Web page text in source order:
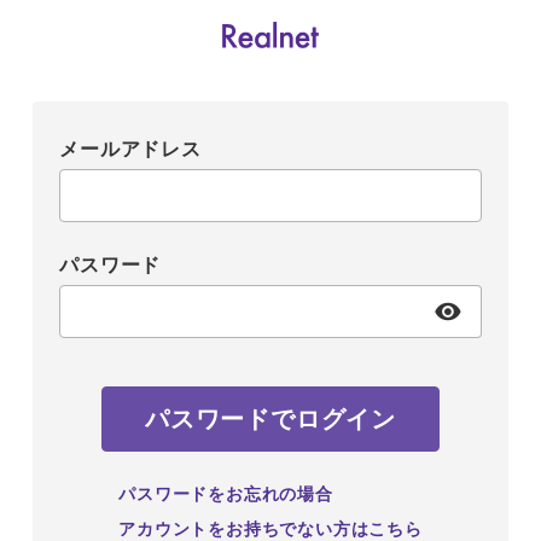
メールアドレス
パスワード
パスワードでログイン
パスワードをお忘れの場合
アカウントをお持ちでない方はこちら